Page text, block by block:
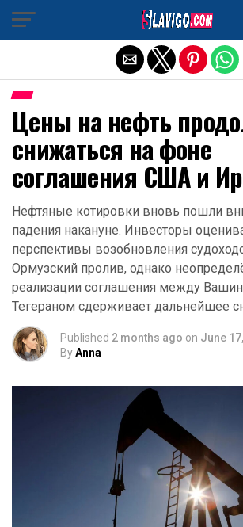
Цены на нефть
снижаться на фоне
соглашения США и
Нефтяные котировки вновь пошли
падения накануне. Инвесторы
перспективы возобновления
Ормузский пролив, однако
реализации соглашения между
Тегераном сдерживает дальнейшее
Published 2 months ago on June
ByAnna
Exit mobile version